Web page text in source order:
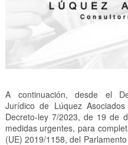
A continuación, desde el
Jurídico de Lúquez
Decreto-ley 7/2023, de 19 de
medidas urgentes, para
(UE) 2019/1158, del